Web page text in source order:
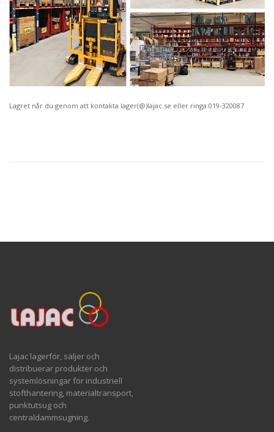
Lagret når du genom att kontakta lager(@)lajac.se eller ringa 019-320087
Lajac lagerför, säljer och
distribuerar produkter och
systemlösningar för industriell
stofthantering, materialtransport,
punktutsug och
centraldammsugning.